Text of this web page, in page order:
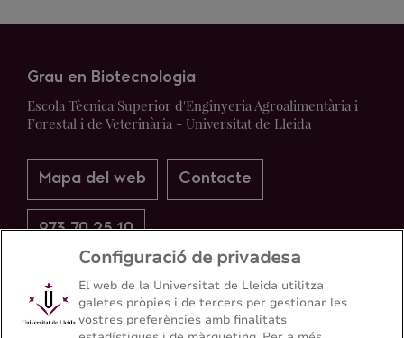
Grau en Biotecnologia
Escola Tècnica Superior d'Enginyeria Agroalimentària i
Forestal i de Veterinària - Universitat de Lleida
Mapa del web Contacte
973 70 25 10
Configuració de privadesa
El web de la Universitat de Lleida utilitza
galetes pròpies i de tercers per gestionar les
vostres preferències amb finalitats